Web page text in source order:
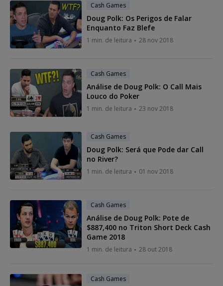
Cash Games
Doug Polk: Os Perigos de Falar
Enquanto Faz Blefe
1 min. de leitura 28 nov 2018
Cash Games
Análise de Doug Polk: O Call Mais
Louco do Poker
1 min. de leitura 23 nov 2018
Cash Games
Doug Polk: Será que Pode dar Call
no River?
1 min. de leitura 01 nov 2018
Cash Games
Análise de Doug Polk: Pote de
$887,400 no Triton Short Deck Cash
Game 2018
1 min. de leitura 28 out 2018
Cash Games